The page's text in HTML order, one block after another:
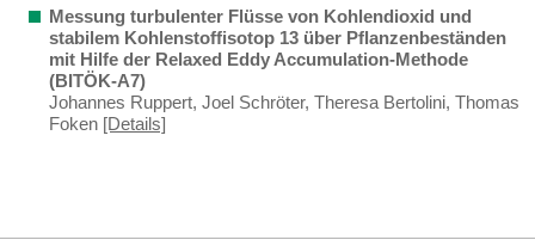
Messung turbulenter Flüsse von Kohlendioxid und
stabilem Kohlenstoffisotop 13 über Pflanzenbeständen
mit Hilfe der Relaxed Eddy Accumulation-Methode
(BITÖK-A7)
Johannes Ruppert, Joel Schröter, Theresa Bertolini, Thomas
Foken [Details]